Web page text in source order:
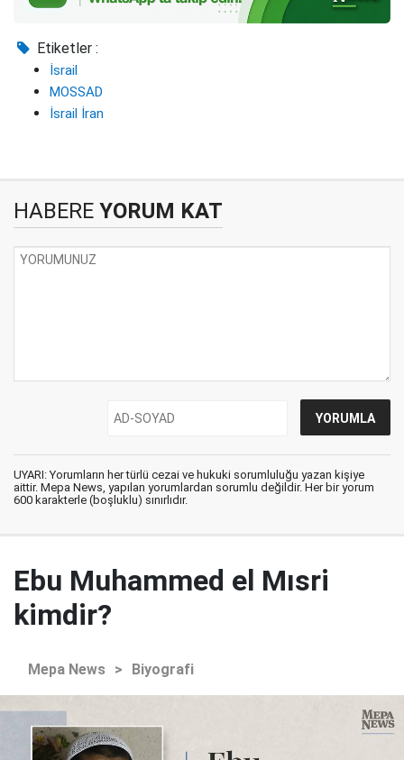
Etiketler :
İsrail
MOSSAD
İsrail İran
HABERE YORUM KAT
UYARI: Yorumların her türlü cezai ve hukuki sorumluluğu yazan kişiye
aittir. Mepa News, yapılan yorumlardan sorumlu değildir. Her bir yorum
600 karakterle (boşluklu) sınırlıdır.
Ebu Muhammed el Mısri
kimdir?
Mepa News > Biyografi